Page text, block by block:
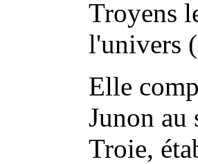
Troyens
l'univers
Elle
Junon au
Troie,